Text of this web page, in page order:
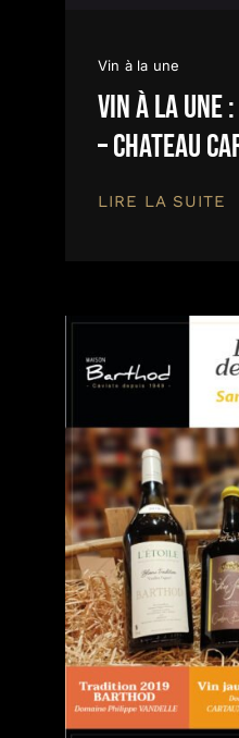
Vin à la une
Vin à la une :
– Chateau
LIRE LA SUITE